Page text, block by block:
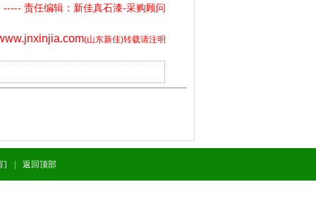
----- 责任编辑：新佳真石漆-采购顾问
(山东新佳)转载请注明
返回顶部